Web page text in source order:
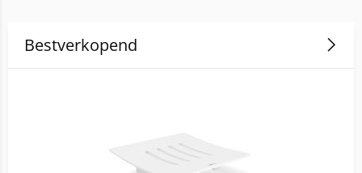
Bestverkopend